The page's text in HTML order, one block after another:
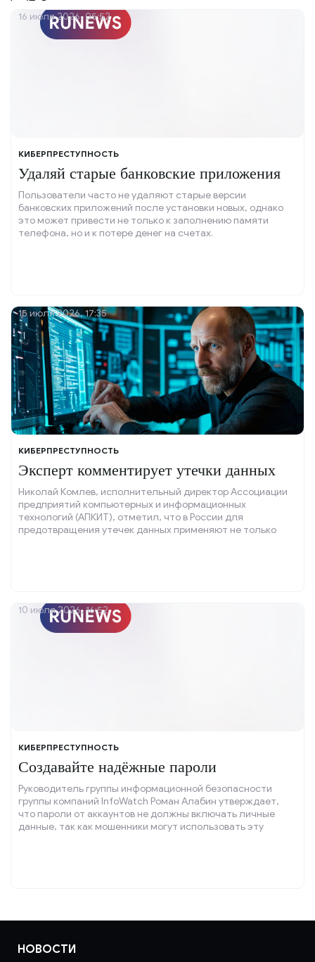
КИБЕРПРЕСТУПНОСТЬ
Удаляй старые банковские приложения
Пользователи часто не удаляют старые версии
банковских приложений после установки новых, однако
это может привести не только к заполнению памяти
телефона, но и к потере денег на счетах.
16 июля 2026, 05:52
КИБЕРПРЕСТУПНОСТЬ
Эксперт комментирует утечки данных
Николай Комлев, исполнительный директор Ассоциации
предприятий компьютерных и информационных
технологий (АПКИТ), отметил, что в России для
предотвращения утечек данных применяют не только
15 июля 2026, 17:35
КИБЕРПРЕСТУПНОСТЬ
Создавайте надёжные пароли
Руководитель группы информационной безопасности
группы компаний InfoWatch Роман Алабин утверждает,
что пароли от аккаунтов не должны включать личные
данные, так как мошенники могут использовать эту
10 июля 2026, 16:52
НОВОСТИ